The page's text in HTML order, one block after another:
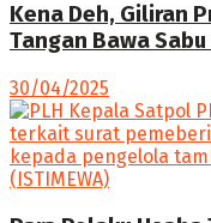
Kena Deh, Giliran
Tangan Bawa
30/04/2025